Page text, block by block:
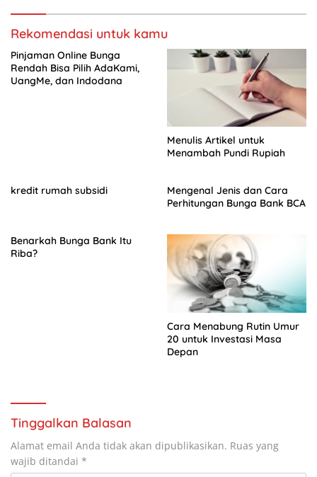
Rekomendasi untuk kamu
Pinjaman Online Bunga
Rendah Bisa Pilih AdaKami,
UangMe, dan Indodana
Menulis Artikel untuk
Menambah Pundi Rupiah
kredit rumah subsidi
Mengenal Jenis dan Cara
Perhitungan Bunga Bank BCA
Benarkah Bunga Bank Itu
Riba?
Cara Menabung Rutin Umur
20 untuk Investasi Masa
Depan
Tinggalkan Balasan
Alamat email Anda tidak akan dipublikasikan. Ruas yang
wajib ditandai *